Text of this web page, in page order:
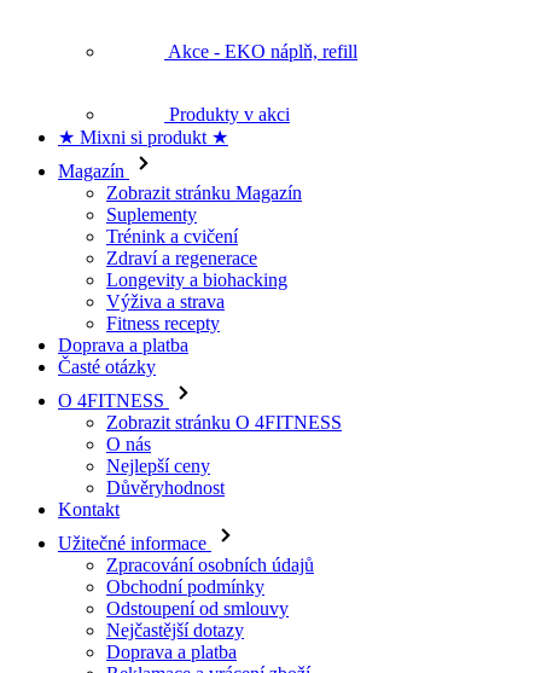
Magazín
Zobrazit stránku Magazín
Suplementy
Trénink a cvičení
Zdraví a regenerace
Longevity a biohacking
Výživa a strava
Fitness recepty
Doprava a platba
Časté otázky
O 4FITNESS
Zobrazit stránku O 4FITNESS
O nás
Nejlepší ceny
Důvěryhodnost
Kontakt
Užitečné informace
Zpracování osobních údajů
Obchodní podmínky
Odstoupení od smlouvy
Nejčastější dotazy
Doprava a platba
Reklamace a vrácení zboží
O 4fitness